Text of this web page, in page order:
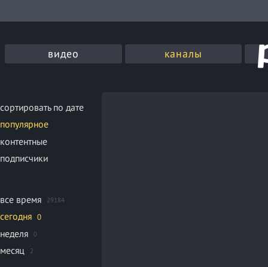
видео каналы
сортировать по дате
популярное
контентные
подписчики
все время 29184
сегодня 0
неделя 0
месяц 2